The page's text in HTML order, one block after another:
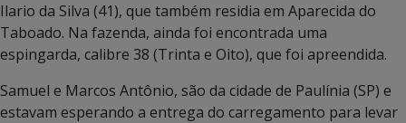
Ilario da Silva (41), que também residia em Aparecida do
Taboado. Na fazenda, ainda foi encontrada uma
espingarda, calibre 38 (Trinta e Oito), que foi apreendida.
Samuel e Marcos Antônio, são da cidade de Paulínia (SP) e
estavam esperando a entrega do carregamento para levar